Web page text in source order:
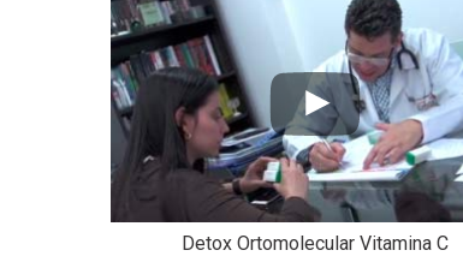
Detox Ortomolecular Vitamina C